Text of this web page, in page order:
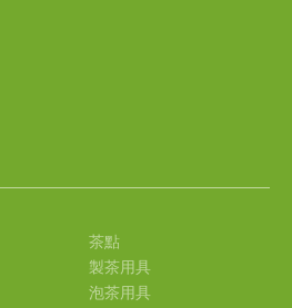
茶點
製茶用具
泡茶用具